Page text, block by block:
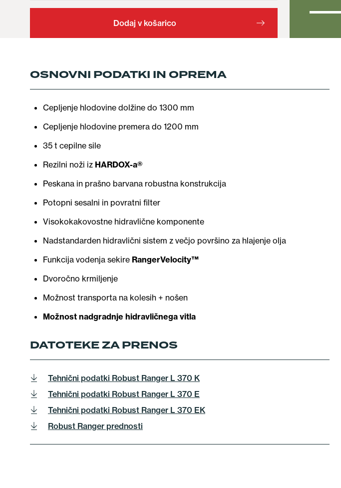
Dodaj v košarico
OSNOVNI PODATKI IN OPREMA
Cepljenje hlodovine dolžine do 1300 mm
Cepljenje hlodovine premera do 1200 mm
35 t cepilne sile
Rezilni noži iz HARDOX-a®
Peskana in prašno barvana robustna konstrukcija
Potopni sesalni in povratni filter
Visokokakovostne hidravlične komponente
Nadstandarden hidravlični sistem z večjo površino za hlajenje olja
Funkcija vodenja sekire RangerVelocity™
Dvoročno krmiljenje
Možnost transporta na kolesih + nošen
Možnost nadgradnje hidravličnega vitla
DATOTEKE ZA PRENOS
Tehnični podatki Robust Ranger L 370 K
Tehnični podatki Robust Ranger L 370 E
Tehnični podatki Robust Ranger L 370 EK
Robust Ranger prednosti